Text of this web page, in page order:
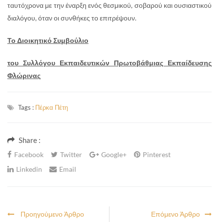
ταυτόχρονα με την έναρξη ενός θεσμικού, σοβαρού και ουσιαστικού
διαλόγου, όταν οι συνθήκες το επιτρέψουν.
Το Διοικητικό Συμβούλιο
του Συλλόγου Εκπαιδευτικών Πρωτοβάθμιας Εκπαίδευσης
Φλώρινας
Tags : Πέρκα Πέτη
Share :
Facebook Twitter Google+
Pinterest
Linkedin
Email
Επόμενο Άρθρο
Προηγούμενο Άρθρο